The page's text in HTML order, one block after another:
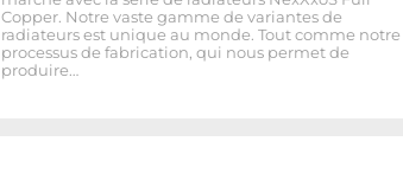
Copper. Notre vaste gamme de variantes de
radiateurs est unique au monde. Tout comme notre
processus de fabrication, qui nous permet de
produire…